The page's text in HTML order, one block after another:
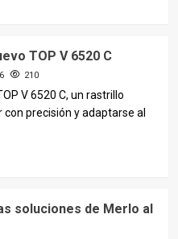
TOP V 6520 C
210
V 6520 C, un rastrillo
precisión y adaptarse al
soluciones de Merlo al